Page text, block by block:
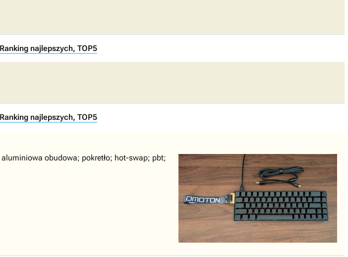
najlepszych, TOP5
najlepszych, TOP5
obudowa; pokretło; hot-swap; pbt;